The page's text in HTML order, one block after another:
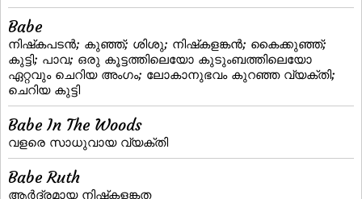
Babe
നിഷ്‌കപടന്‍; കുഞ്ഞ്‌; ശിശു; നിഷ്‌കളങ്കന്‍; കൈക്കുഞ്ഞ്‌;
കുട്ടി; പാവ; ഒരു കൂട്ടത്തിലെയോ കുടുംബത്തിലെയോ
ഏറ്റവും ചെറിയ അംഗം; ലോകാനുഭവം കുറഞ്ഞ വ്യക്തി;
ചെറിയ കുട്ടി
Babe In The Woods
വളരെ സാധുവായ വ്യക്തി
Babe Ruth
ആര്‍ദ്രമായ നിഷ്‌കളങ്കത